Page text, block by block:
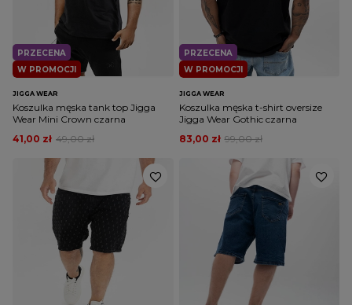
W PROMOCJI
PRZECENA
JIGGA WEAR
Koszulka męska tank top Jigga
Wear Mini Crown czarna
49,00 zł
41,00 zł
W PROMOCJI
PRZECENA
JIGGA WEAR
Koszulka męska t-shirt oversize
Jigga Wear Gothic czarna
99,00 zł
83,00 zł